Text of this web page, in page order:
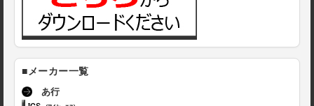
■メーカー一覧
あ行